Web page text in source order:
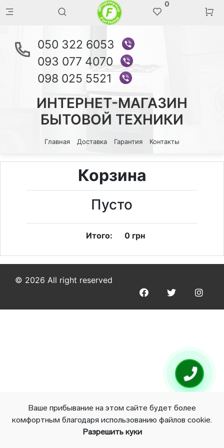
0
050 322 6053
093 077 4070
098 025 5521
ИНТЕРНЕТ-МАГАЗИН
БЫТОВОЙ ТЕХНИКИ
Главная Доставка Гарантия Контакты
Ваше прибывание на этом сайте будет более
комфортным благодаря использованию файлов cookie.
Разрешить куки
Корзина
Пусто
Итого: 0 грн
© 2026 All right reserved